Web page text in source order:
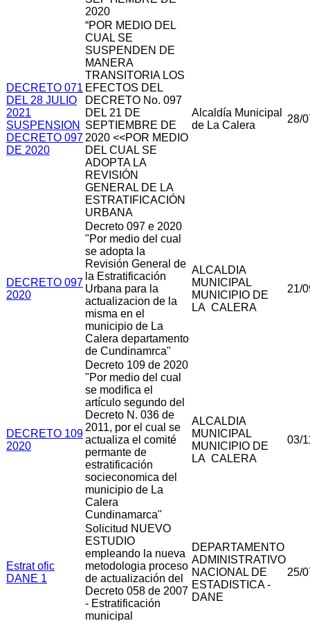
2020
DECRETO 071
DEL 28 JULIO
2021
SUSPENSION
DECRETO 097
DE 2020
“POR MEDIO DEL
CUAL SE
SUSPENDEN DE
MANERA
TRANSITORIA LOS
EFECTOS DEL
DECRETO No. 097
DEL 21 DE
SEPTIEMBRE DE
2020 <<POR MEDIO
DEL CUAL SE
ADOPTA LA
REVISIÓN
GENERAL DE LA
ESTRATIFICACIÓN
URBANA
Alcaldía Municipal
de La Calera
28/
DECRETO 097
2020
Decreto 097 e 2020
"Por medio del cual
se adopta la
Revisión General de
la Estratificación
Urbana para la
actualizacion de la
misma en el
municipio de La
Calera departamento
de Cundinamrca"
ALCALDIA
MUNICIPAL
MUNICIPIO DE
LA CALERA
21/
DECRETO 109
2020
Decreto 109 de 2020
"Por medio del cual
se modifica el
artículo segundo del
Decreto N. 036 de
2011, por el cual se
actualiza el comité
permante de
estratificación
socieconomica del
municipio de La
Calera
Cundinamarca"
ALCALDIA
MUNICIPAL
MUNICIPIO DE
LA CALERA
03/
Estrat ofic
DANE 1
Solicitud NUEVO
ESTUDIO
empleando la nueva
metodologia proceso
de actualización del
Decreto 058 de 2007
- Estratificación
municipal
DEPARTAMENTO
ADMINISTRATIVO
NACIONAL DE
ESTADISTICA -
DANE
25/